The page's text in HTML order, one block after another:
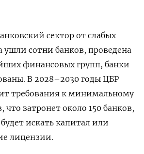
сектор от слабых
ушли сотни банков, проведена
финансовых групп, банки
В 2028–2030 годы ЦБР
требования к минимальному
что затронет около 150 банков,
искать капитал или
лицензии.